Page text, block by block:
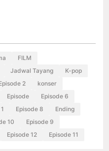
FILM
Jadwal Tayang
K-pop
2
konser
Episode
Episode 6
Episode 8
Ending
10
Episode 9
Episode 12 Episode 11